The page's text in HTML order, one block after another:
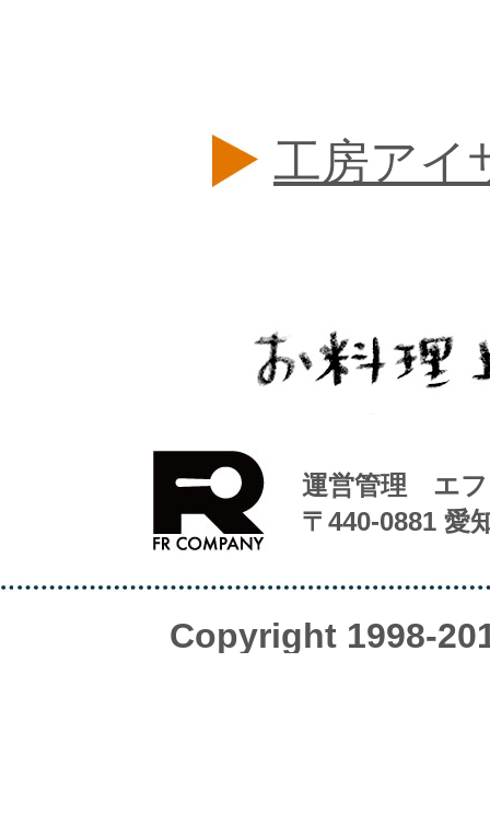
工房アイ
運営管理 エフ
〒440-0881 愛
Copyright 1998-